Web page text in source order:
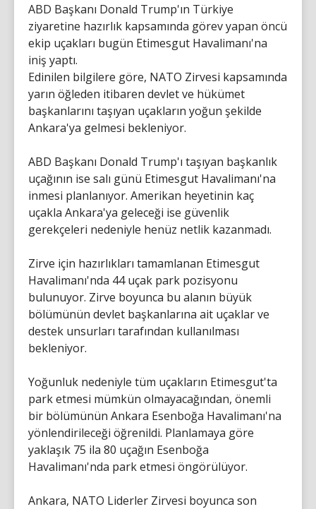
ABD Başkanı Donald Trump'ın Türkiye
ziyaretine hazırlık kapsamında görev yapan öncü
ekip uçakları bugün Etimesgut Havalimanı'na
iniş yaptı.
Edinilen bilgilere göre, NATO Zirvesi kapsamında
yarın öğleden itibaren devlet ve hükümet
başkanlarını taşıyan uçakların yoğun şekilde
Ankara'ya gelmesi bekleniyor.
ABD Başkanı Donald Trump'ı taşıyan başkanlık
uçağının ise salı günü Etimesgut Havalimanı'na
inmesi planlanıyor. Amerikan heyetinin kaç
uçakla Ankara'ya geleceği ise güvenlik
gerekçeleri nedeniyle henüz netlik kazanmadı.
Zirve için hazırlıkları tamamlanan Etimesgut
Havalimanı'nda 44 uçak park pozisyonu
bulunuyor. Zirve boyunca bu alanın büyük
bölümünün devlet başkanlarına ait uçaklar ve
destek unsurları tarafından kullanılması
bekleniyor.
Yoğunluk nedeniyle tüm uçakların Etimesgut'ta
park etmesi mümkün olmayacağından, önemli
bir bölümünün Ankara Esenboğa Havalimanı'na
yönlendirileceği öğrenildi. Planlamaya göre
yaklaşık 75 ila 80 uçağın Esenboğa
Havalimanı'nda park etmesi öngörülüyor.
Ankara, NATO Liderler Zirvesi boyunca son